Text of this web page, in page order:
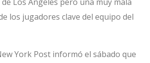
Los Ángeles pero una muy mala
los jugadores clave del equipo del
York Post informó el sábado que